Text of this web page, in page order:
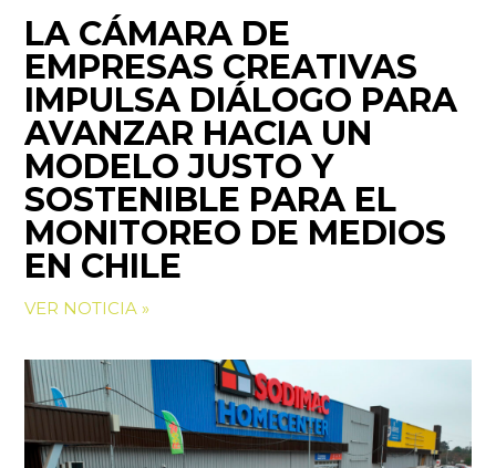
LA CÁMARA DE
EMPRESAS CREATIVAS
IMPULSA DIÁLOGO PARA
AVANZAR HACIA UN
MODELO JUSTO Y
SOSTENIBLE PARA EL
MONITOREO DE MEDIOS
EN CHILE
VER NOTICIA »